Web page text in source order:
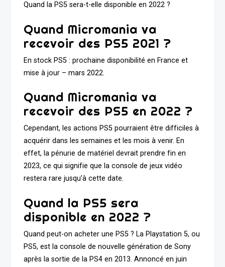
Quand la PS5 sera-t-elle disponible en 2022 ?
Quand Micromania va
recevoir des PS5 2021 ?
En stock PS5 : prochaine disponibilité en France et
mise à jour – mars 2022.
Quand Micromania va
recevoir des PS5 en 2022 ?
Cependant, les actions PS5 pourraient être difficiles à
acquérir dans les semaines et les mois à venir. En
effet, la pénurie de matériel devrait prendre fin en
2023, ce qui signifie que la console de jeux vidéo
restera rare jusqu’à cette date.
Quand la PS5 sera
disponible en 2022 ?
Quand peut-on acheter une PS5 ? La Playstation 5, ou
PS5, est la console de nouvelle génération de Sony
après la sortie de la PS4 en 2013. Annoncé en juin